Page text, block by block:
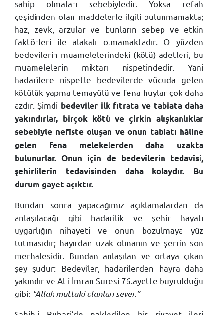
sahip olmaları sebebiyledir. Yoksa refah
çeşidinden olan maddelerle ilgili bulunmamakta;
haz, zevk, arzular ve bunların sebep ve etkin
faktörleri ile alakalı olmamaktadır. O yüzden
bedevilerin muamelelerindeki (kötü) adetleri, bu
muamelelerin miktarı nispetindedir. Yani
hadarîlere nispetle bedevilerde vücuda gelen
kötülük yapma temayülü ve fena huylar çok daha
azdır. Şimdi bedevîler ilk fıtrata ve tabiata daha
yakındırlar, birçok kötü ve çirkin alışkanlıklar
sebebiyle nefiste oluşan ve onun tabiatı hâline
gelen fena melekelerden daha uzakta
bulunurlar. Onun için de bedevîlerin tedavisi,
şehirlilerin tedavisinden daha kolaydır. Bu
durum gayet açıktır.
Bundan sonra yapacağımız açıklamalardan da
anlaşılacağı gibi hadarilik ve şehir hayatı
uygarlığın nihayeti ve onun bozulmaya yüz
tutmasıdır; hayırdan uzak olmanın ve şerrin son
merhalesidir. Bundan anlaşılan ve ortaya çıkan
şey şudur: Bedevîler, hadarîlerden hayra daha
yakındır ve Al-i İmran Suresi 76.ayette buyrulduğu
gibi: “Allah muttaki olanları sever.”